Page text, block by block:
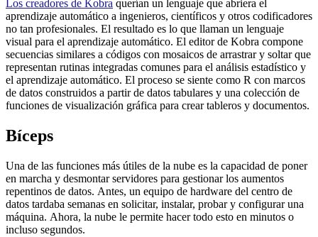
Los creadores de Kobra querían un lenguaje que abriera el
aprendizaje automático a ingenieros, científicos y otros codificadores
no tan profesionales. El resultado es lo que llaman un lenguaje
visual para el aprendizaje automático. El editor de Kobra compone
secuencias similares a códigos con mosaicos de arrastrar y soltar que
representan rutinas integradas comunes para el análisis estadístico y
el aprendizaje automático. El proceso se siente como R con marcos
de datos construidos a partir de datos tabulares y una colección de
funciones de visualización gráfica para crear tableros y documentos.
Bíceps
Una de las funciones más útiles de la nube es la capacidad de poner
en marcha y desmontar servidores para gestionar los aumentos
repentinos de datos. Antes, un equipo de hardware del centro de
datos tardaba semanas en solicitar, instalar, probar y configurar una
máquina. Ahora, la nube le permite hacer todo esto en minutos o
incluso segundos.